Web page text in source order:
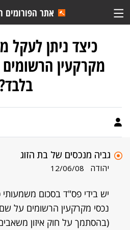
אתר הפורומים
כיצד ניתן לעקל
מקרקעין
גביה מנכסים של בת הזוג
יהודה 12/06/08
יש בידי פס"ד בסכום
נכסי מקרקעין הרשומים על
(בהסתמך על חוק איזון